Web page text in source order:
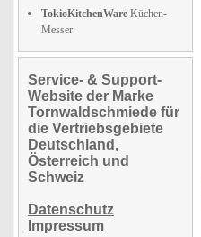
TokioKitchenWare Küchen-
Messer
Service- & Support-
Website der Marke
Tornwaldschmiede für
die Vertriebsgebiete
Deutschland,
Österreich und
Schweiz
Datenschutz
Impressum